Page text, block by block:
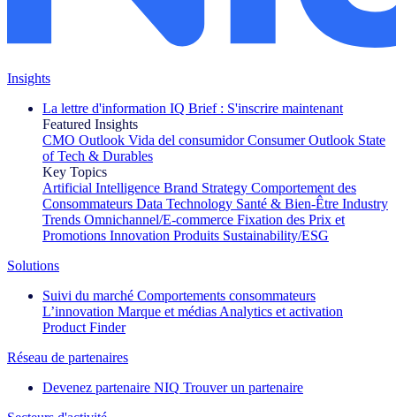
Insights
La lettre d'information IQ Brief : S'inscrire maintenant
Featured Insights
CMO Outlook Vida del consumidor Consumer Outlook State
of Tech & Durables
Key Topics
Artificial Intelligence Brand Strategy Comportement des
Consommateurs Data Technology Santé & Bien-Être Industry
Trends Omnichannel/E-commerce Fixation des Prix et
Promotions Innovation Produits Sustainability/ESG
Solutions
Suivi du marché Comportements consommateurs
L’innovation Marque et médias Analytics et activation
Product Finder
Réseau de partenaires
Devenez partenaire NIQ Trouver un partenaire